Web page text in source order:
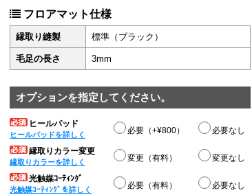
フロアマット仕様
縁取り縫製 標準（ブラック）
毛足の長さ 3mm
オプションを指定してください。
ヒールパッド
ヒールパッドを詳しく 必要（+¥800） 必要なし
縁取りカラー変更
縁取りカラーを詳しく 変更（有料） 変更なし
光触媒ｺｰﾃｨﾝｸﾞ
光触媒ｺｰﾃｨﾝｸﾞを詳しく 必要（有料） 必要なし